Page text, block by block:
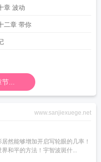
章 波动
二章 带你
...
www.sanjiexuege.net
然能够增加开启写轮眼的几率！
和平的方法！宇智波斑什...